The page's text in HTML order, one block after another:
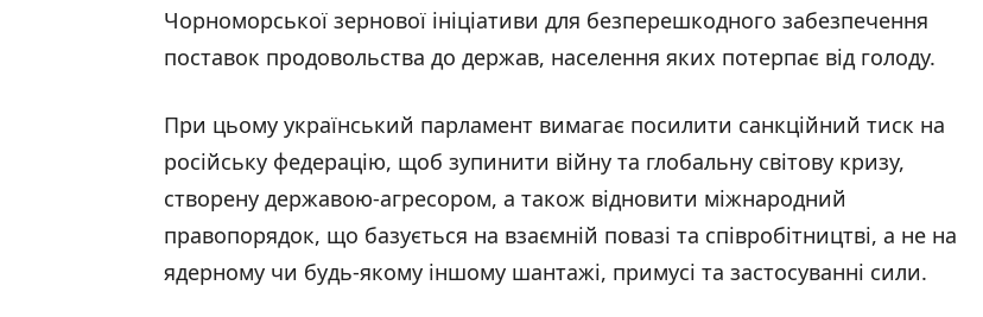
Чорноморської зернової ініціативи для безперешкодного забезпечення
поставок продовольства до держав, населення яких потерпає від голоду.
При цьому український парламент вимагає посилити санкційний тиск на
російську федерацію, щоб зупинити війну та глобальну світову кризу,
створену державою-агресором, а також відновити міжнародний
правопорядок, що базується на взаємній повазі та співробітництві, а не на
ядерному чи будь-якому іншому шантажі, примусі та застосуванні сили.